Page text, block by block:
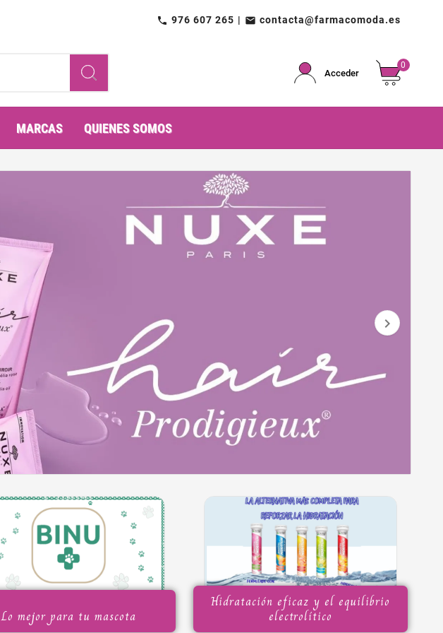
call 976 607 265 email contacta@farmacomoda.es
Acceder
0
MARCAS QUIENES SOMOS

Lo mejor para tu mascota
Hidratación eficaz y el equilibrio
electrolítico